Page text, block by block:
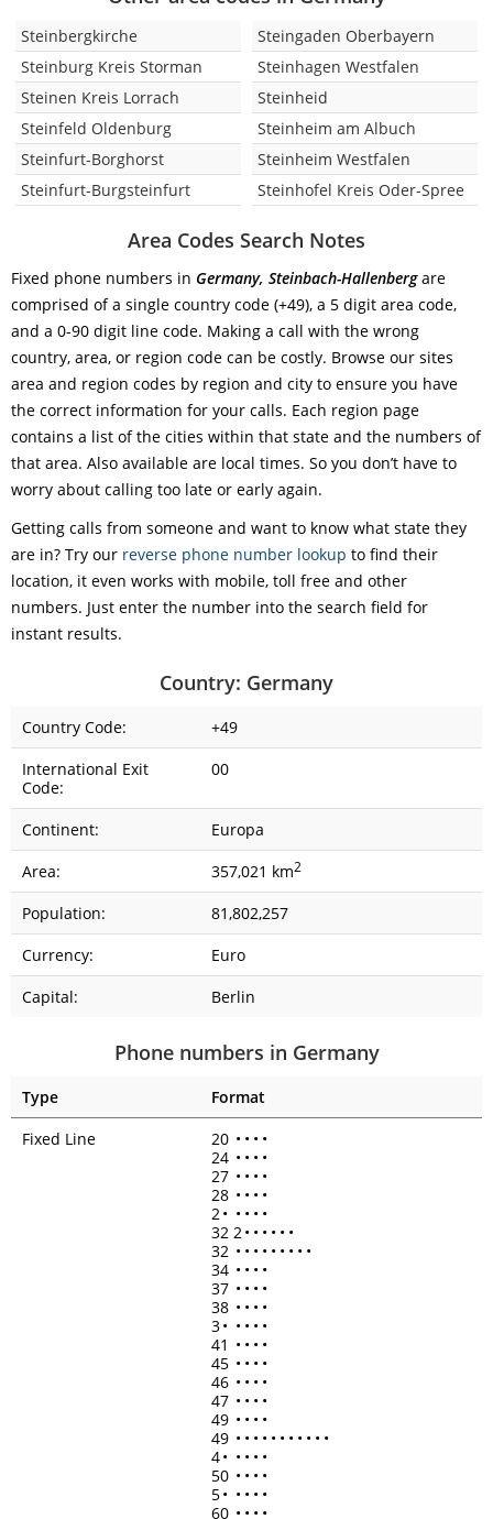
Steinbergkirche
Steinburg Kreis Storman
Steinen Kreis Lorrach
Steinfeld Oldenburg
Steinfurt-Borghorst
Steinfurt-Burgsteinfurt
Steingaden Oberbayern
Steinhagen Westfalen
Steinheid
Steinheim am Albuch
Steinheim Westfalen
Steinhofel Kreis Oder-Spree
Area Codes Search Notes
Fixed phone numbers in Germany, Steinbach-Hallenbergare
comprised of a single country code (+49), a 5 digit area code,
and a 0-90 digit line code. Making a call with the wrong
country, area, or region code can be costly. Browse our sites
area and region codes by region and city to ensure you have
the correct information for your calls. Each region page
contains a list of the cities within that state and the numbers of
that area. Also available are local times. So you don’t have to
worry about calling too late or early again.
Getting calls from someone and want to know what state they
are in? Try our reverse phone number lookup to find their
location, it even works with mobile, toll free and other
numbers. Just enter the number into the search field for
instant results.
Country: Germany
Country Code:
+49
International Exit
Code:
00
Continent:
Europa
Area:
357,021 km2
Population:
81,802,257
Currency:
Euro
Capital:
Berlin
Phone numbers in Germany
Type
Format
Fixed Line
20 • • • •
24 • • • •
27 • • • •
28 • • • •
2• • • • •
32 2• • • • • •
32 • • • • • • • • •
34 • • • •
37 • • • •
38 • • • •
3• • • • •
41 • • • •
45 • • • •
46 • • • •
47 • • • •
49 • • • •
49 • • • • • • • • • • •
4• • • • •
50 • • • •
5• • • • •
60 • • • •